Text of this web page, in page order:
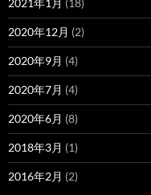
2021年1月 (18)
2020年12月 (2)
2020年9月 (4)
2020年7月 (4)
2020年6月 (8)
2018年3月 (1)
2016年2月 (2)